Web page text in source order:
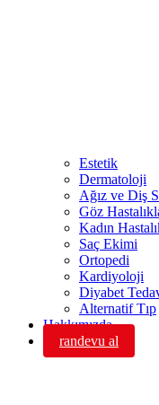
Estetik
Dermatoloji
Ağız ve Diş
Göz
Kadın
Saç Ekimi
Ortopedi
Kardiyoloji
Diyabet
Alternatif Tıp
Hakkımızda
randevu al